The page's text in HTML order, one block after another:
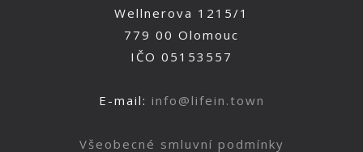
Wellnerova 1215/1
779 00 Olomouc
IČO 05153557
E-mail: info@lifein.town
Všeobecné smluvní podmínky